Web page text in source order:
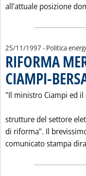
all'attuale posizione
25/11/1997 - Politica
RIFORMA
CIAMPI-
"Il ministro Ciampi ed
strutture del settore
di riforma". Il
comunicato stampa